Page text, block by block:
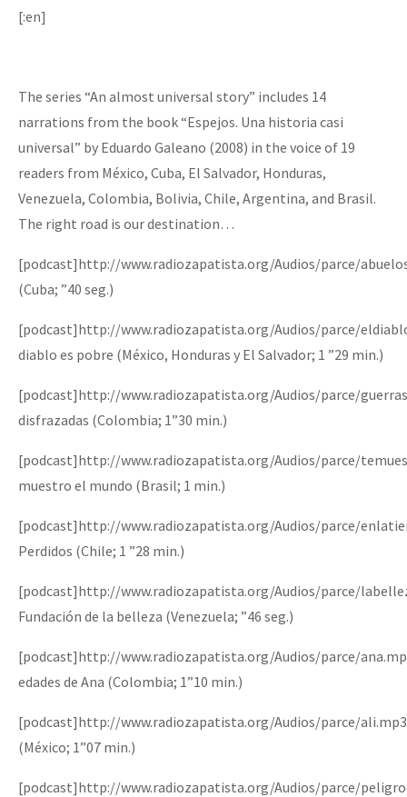
[:en]
The series “An almost universal story” includes 14
narrations from the book “Espejos. Una historia casi
universal” by Eduardo Galeano (2008) in the voice of 19
readers from México, Cuba, El Salvador, Honduras,
Venezuela, Colombia, Bolivia, Chile, Argentina, and Brasil.
The right road is our destination…
[podcast]http://www.radiozapatista.org/Audios/parce/
(Cuba; ”40 seg.)
[podcast]http://www.radiozapatista.org/Audios/parce/
diablo es pobre (México, Honduras y El Salvador; 1 ”29 min.)
[podcast]http://www.radiozapatista.org/Audios/parce/
disfrazadas (Colombia; 1”30 min.)
[podcast]http://www.radiozapatista.org/Audios/parce/
muestro el mundo (Brasil; 1 min.)
[podcast]http://www.radiozapatista.org/Audios/parce/
Perdidos (Chile; 1 ”28 min.)
[podcast]http://www.radiozapatista.org/Audios/parce/
Fundación de la belleza (Venezuela; ”46 seg.)
[podcast]http://www.radiozapatista.org/Audios/parce/
edades de Ana (Colombia; 1”10 min.)
[podcast]http://www.radiozapatista.org/Audios/parce/
(México; 1”07 min.)
[podcast]http://www.radiozapatista.org/Audios/parce/